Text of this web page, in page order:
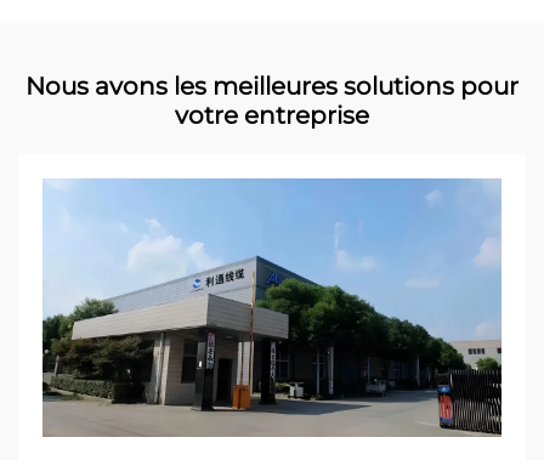
Nous avons les meilleures solutions pour
votre entreprise